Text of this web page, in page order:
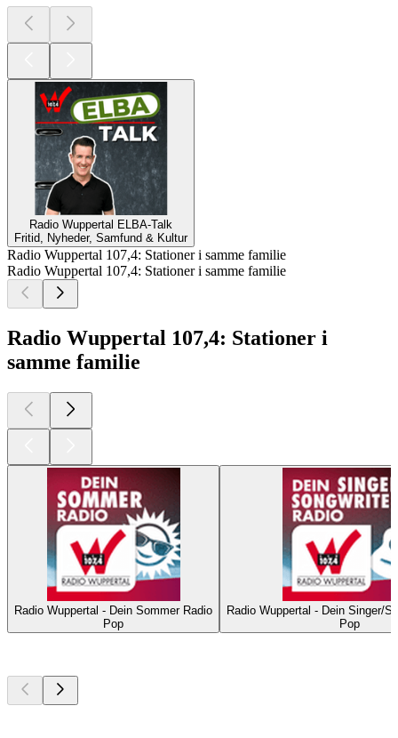
Radio Wuppertal ELBA-Talk
Fritid, Nyheder, Samfund & Kultur
Radio Wuppertal 107,4: Stationer i samme familie
Radio Wuppertal 107,4: Stationer i samme familie
Radio Wuppertal 107,4: Stationer i
samme familie
Radio Wuppertal - Dein Sommer Radio
Pop
Radio Wuppertal - Dein Singer/
Pop